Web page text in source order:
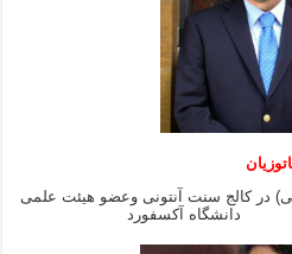
در کالج سنت آنتونی وعضو هیئت علمی
آکسفورد